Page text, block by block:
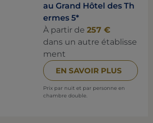
au Grand Hôtel des Th
ermes 5*
À partir de 257 €
dans un autre établisse
ment
EN SAVOIR PLUS
Prix par nuit et par personne en
chambre double.